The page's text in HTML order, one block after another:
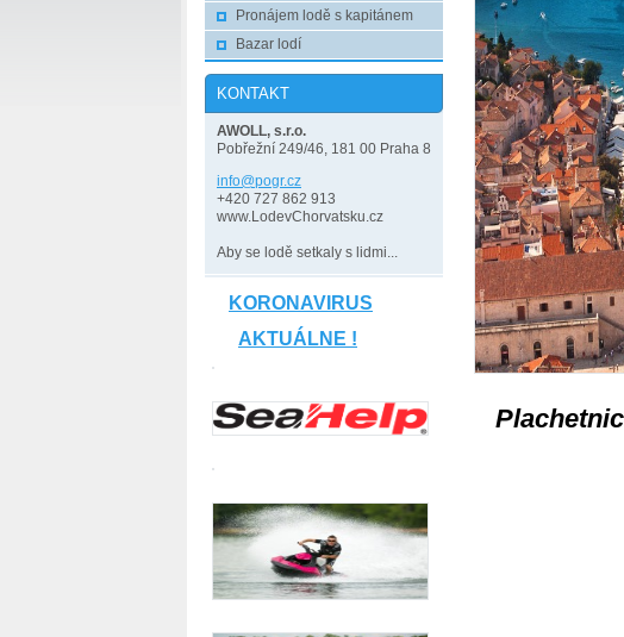
Pronájem lodě s kapitánem
Bazar lodí
KONTAKT
AWOLL, s.r.o.
Pobřežní 249/46, 181 00 Praha 8
info@pogr.cz
+420 727 862 913
www.LodevChorvatsku.cz
Aby se lodě setkaly s lidmi...
KORONAVIRUS
AKTUÁLNE !